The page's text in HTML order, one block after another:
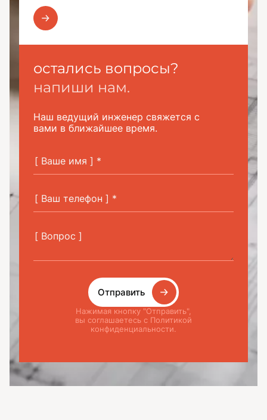
остались вопросы?
напиши нам.
Наш ведущий инженер свяжется с
вами в ближайшее время.
Отправить
Нажимая кнопку "Отправить",
вы соглашаетесь с Политикой
конфиденциальности.